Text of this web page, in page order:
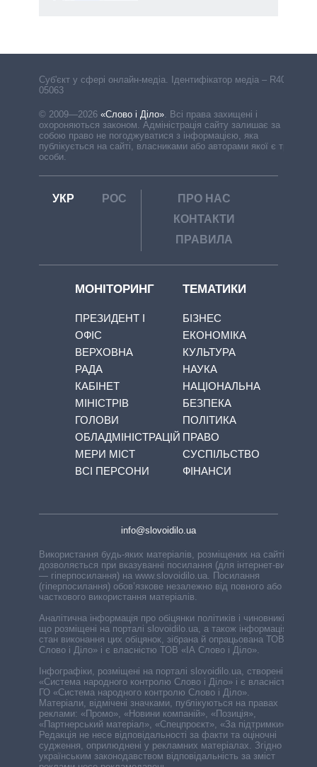
Cуб'єкт у сфері онлайн-медіа. Ідентифікатор медіа – R40-
05063
© 2009—2026 «Слово і Діло»
Всі права захищені і
охороняються законом. Адміністрація сайту залишає за
собою право не погоджуватися з інформацією, яка
публікується на сайті, власниками або авторами якої є треті
особи.
УКР РОС
ПРО НАС
КОНТАКТИ
ПРАВИЛА
МОНІТОРИНГ
ПРЕЗИДЕНТ І
ОФІС
ВЕРХОВНА
РАДА
КАБІНЕТ
МІНІСТРІВ
ГОЛОВИ
ОБЛАДМІНІСТРАЦІЙ
МЕРИ МІСТ
ВСІ ПЕРСОНИ
ТЕМАТИКИ
БІЗНЕС
ЕКОНОМІКА
КУЛЬТУРА
НАУКА
НАЦІОНАЛЬНА
БЕЗПЕКА
ПОЛІТИКА
ПРАВО
СУСПІЛЬСТВО
ФІНАНСИ
info@slovoidilo.ua
Використання будь-яких матеріалів, розміщених на сайті,
дозволяється при вказуванні посилання (для інтернет-видань
— гіперпосилання) на www.slovoidilo.ua. Посилання
(гіперпосилання) обов’язкове незалежно від повного або
часткового використання матеріалів.
Аналітична інформація про обіцянки політиків і чиновників,
що розміщені на порталі slovoidilo.ua, а також інформація про
стан виконання цих обіцянок, зібрана й опрацьована ТОВ «ІА
Слово і Діло» і є власністю ТОВ «ІА Слово і Діло».
Інфографіки, розміщені на порталі slovoidilo.ua, створені ГО
«Система народного контролю Слово і Діло» і є власністю
ГО «Система народного контролю Слово і Діло».
Матеріали, відмічені значками, публікуються на правах
реклами: «Промо», «Новини компаній», «Позиція»,
«Партнерський матеріал», «Спецпроєкт», «За підтримки».
Редакція не несе відповідальності за факти та оціночні
судження, оприлюднені у рекламних матеріалах. Згідно з
українським законодавством відповідальність за зміст